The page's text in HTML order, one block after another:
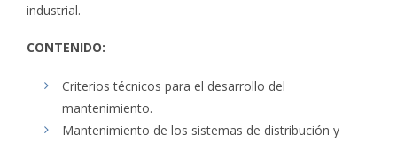
industrial.
CONTENIDO:
Criterios técnicos para el desarrollo del
mantenimiento.
Mantenimiento de los sistemas de distribución y